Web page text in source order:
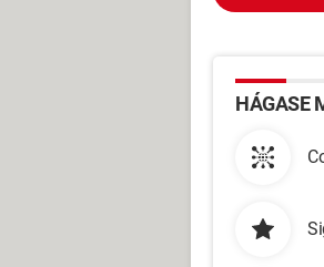
HÁGASE